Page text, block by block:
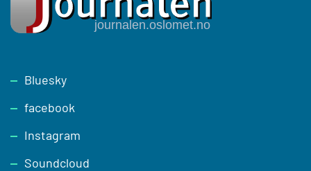
Footer
Bluesky
facebook
Instagram
Soundcloud